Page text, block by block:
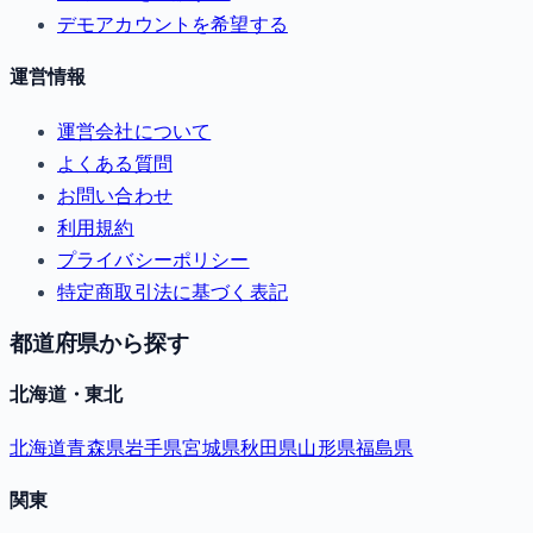
デモアカウントを希望する
運営情報
運営会社について
よくある質問
お問い合わせ
利用規約
プライバシーポリシー
特定商取引法に基づく表記
都道府県から探す
北海道・東北
北海道青森県岩手県宮城県秋田県山形県福島県
関東